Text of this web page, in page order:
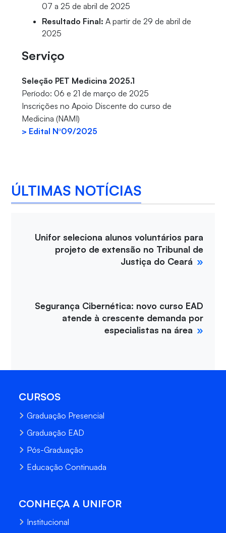
07 a 25 de abril de 2025
Resultado Final: A partir de 29 de abril de
2025
Serviço
Seleção PET Medicina 2025.1
Período: 06 e 21 de março de 2025
Inscrições no Apoio Discente do curso de
Medicina (NAMI)
> Edital Nº09/2025
ÚLTIMAS NOTÍCIAS
Unifor seleciona alunos voluntários para
projeto de extensão no Tribunal de
Justiça do Ceará
Segurança Cibernética: novo curso EAD
atende à crescente demanda por
especialistas na área
CURSOS
Graduação Presencial
Graduação EAD
Pós-Graduação
Educação Continuada
CONHEÇA A UNIFOR
Institucional